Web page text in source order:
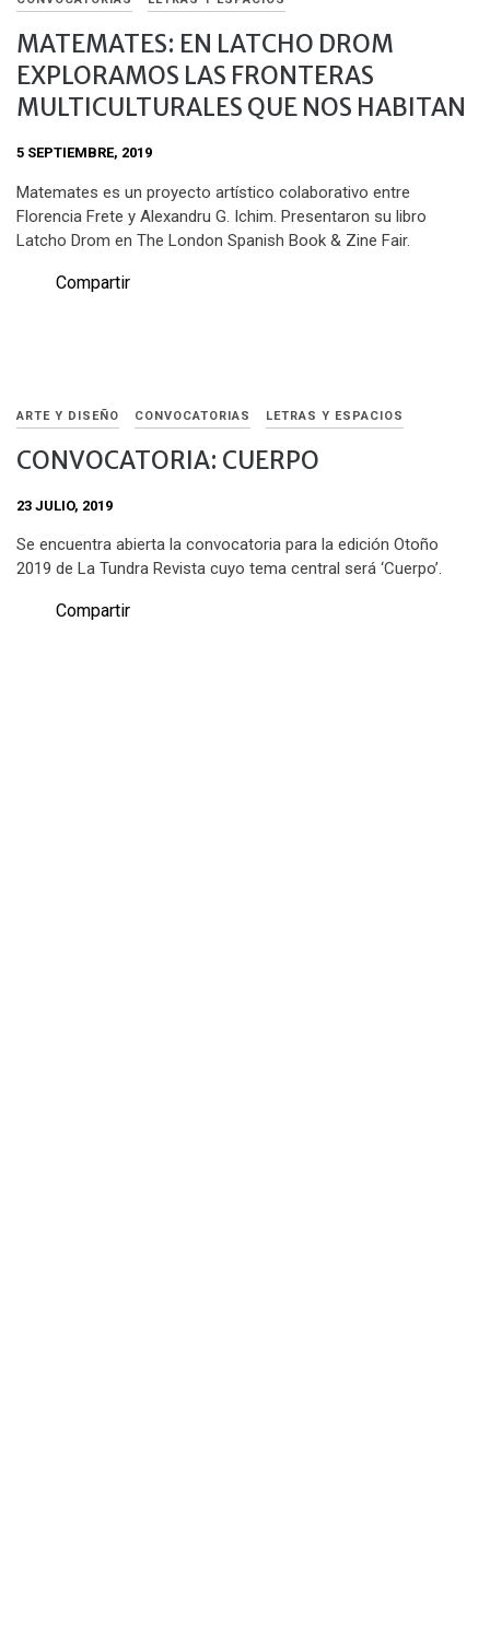
MATEMATES: EN LATCHO DROM
EXPLORAMOS LAS FRONTERAS
MULTICULTURALES QUE NOS HABITAN
5 SEPTIEMBRE, 2019
Matemates es un proyecto artístico colaborativo entre
Florencia Frete y Alexandru G. Ichim. Presentaron su libro
Latcho Drom en The London Spanish Book & Zine Fair.
Compartir
ARTE Y DISEÑO CONVOCATORIAS LETRAS Y ESPACIOS
CONVOCATORIA: CUERPO
23 JULIO, 2019
Se encuentra abierta la convocatoria para la edición Otoño
2019 de La Tundra Revista cuyo tema central será ‘Cuerpo’.
Compartir